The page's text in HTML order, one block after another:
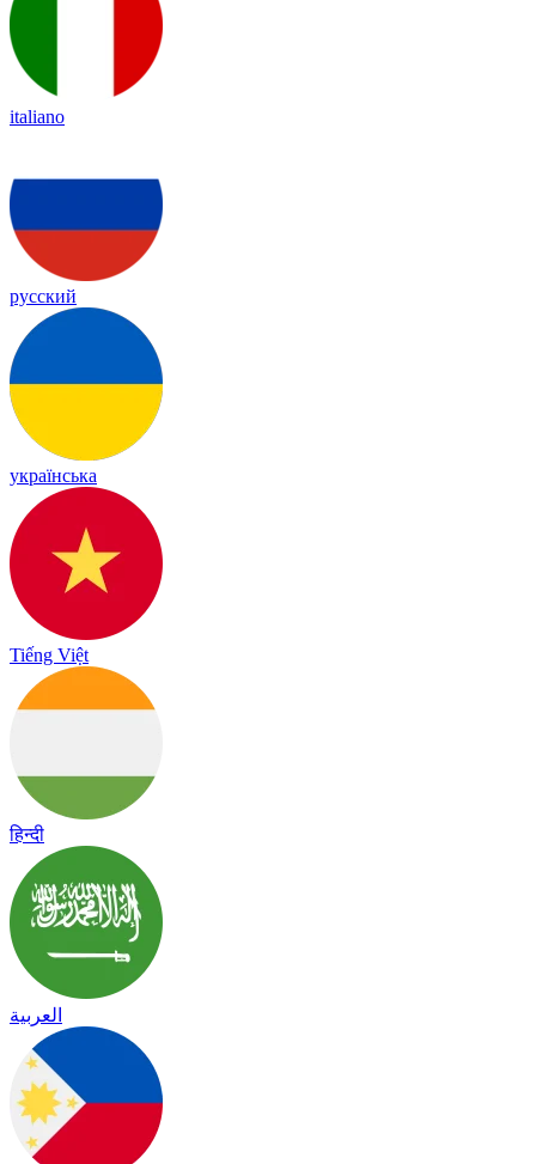
italiano
русский
українська
Tiếng Việt
हिन्दी
العربية